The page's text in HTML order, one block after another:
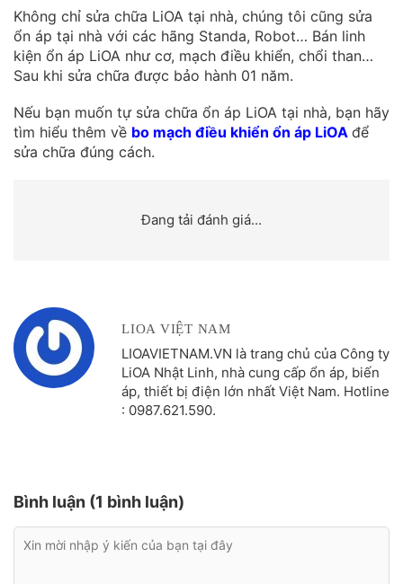
Không chỉ sửa chữa LiOA tại nhà, chúng tôi cũng sửa
ổn áp tại nhà với các hãng Standa, Robot… Bán linh
kiện ổn áp LiOA như cơ, mạch điều khiển, chổi than…
Sau khi sửa chữa được bảo hành 01 năm.
Nếu bạn muốn tự sửa chữa ổn áp LiOA tại nhà, bạn hãy
tìm hiểu thêm về bo mạch điều khiển ổn áp LiOA để
sửa chữa đúng cách.
Đang tải đánh giá...
LIOA VIỆT NAM
LIOAVIETNAM.VN là trang chủ của Công ty
LiOA Nhật Linh, nhà cung cấp ổn áp, biến
áp, thiết bị điện lớn nhất Việt Nam. Hotline
: 0987.621.590.
Bình luận (1 bình luận)